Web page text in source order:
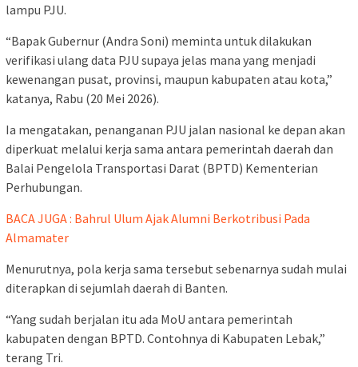
lampu PJU.
“Bapak Gubernur (Andra Soni) meminta untuk dilakukan
verifikasi ulang data PJU supaya jelas mana yang menjadi
kewenangan pusat, provinsi, maupun kabupaten atau kota,”
katanya, Rabu (20 Mei 2026).
Ia mengatakan, penanganan PJU jalan nasional ke depan akan
diperkuat melalui kerja sama antara pemerintah daerah dan
Balai Pengelola Transportasi Darat (BPTD) Kementerian
Perhubungan.
BACA JUGA : Bahrul Ulum Ajak Alumni Berkotribusi Pada
Almamater
Menurutnya, pola kerja sama tersebut sebenarnya sudah mulai
diterapkan di sejumlah daerah di Banten.
“Yang sudah berjalan itu ada MoU antara pemerintah
kabupaten dengan BPTD. Contohnya di Kabupaten Lebak,”
terang Tri.